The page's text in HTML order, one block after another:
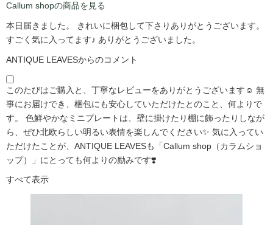
Callum shopの商品を見る
本日届きました。 きれいに梱包して下さりありがとうございます。
すごく気に入ってます♪ ありがとうございました。
ANTIQUE LEAVESからのコメント
このたびはご購入と、丁寧なレビューをありがとうございます☺️ 無
事にお届けでき、梱包にも安心していただけたとのこと、何よりで
す。 色鮮やかなミニプレートは、壁に掛けたり棚に飾ったりしなが
ら、ぜひ北欧らしい明るい表情を楽しんでください✨ 気に入ってい
ただけたことが、ANTIQUE LEAVESも「Callum shop（カラムショ
ップ）」にとっても何よりの励みです❣️
すべて表示